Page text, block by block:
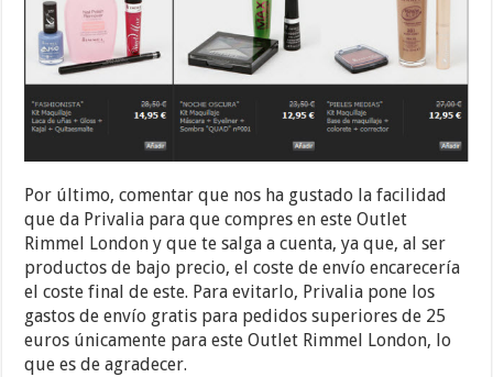
Por último, comentar que nos ha gustado la facilidad
que da Privalia para que compres en este Outlet
Rimmel London y que te salga a cuenta, ya que, al ser
productos de bajo precio, el coste de envío encarecería
el coste final de este. Para evitarlo, Privalia pone los
gastos de envío gratis para pedidos superiores de 25
euros únicamente para este Outlet Rimmel London, lo
que es de agradecer.